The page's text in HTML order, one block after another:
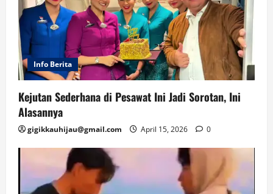
Info Berita
Kejutan Sederhana di Pesawat Ini Jadi Sorotan, Ini
Alasannya
gigikkauhijau@gmail.com April 15, 2026 0